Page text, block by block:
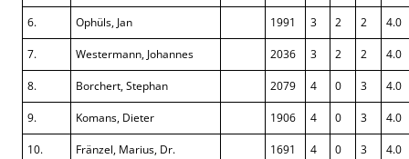
6. Ophüls, Jan 1991 3 2 2 4.0
7. Westermann, Johannes 2036 3 2 2 4.0
8. Borchert, Stephan 2079 4 0 3 4.0
9. Komans, Dieter 1906 4 0 3 4.0
10. Fränzel, Marius, Dr. 1691 4 0 3 4.0